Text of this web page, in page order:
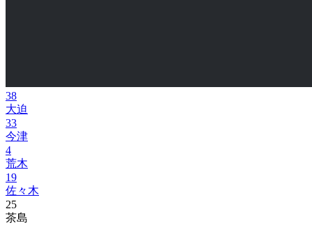
38
大迫
33
今津
4
荒木
19
佐々木
25
茶島